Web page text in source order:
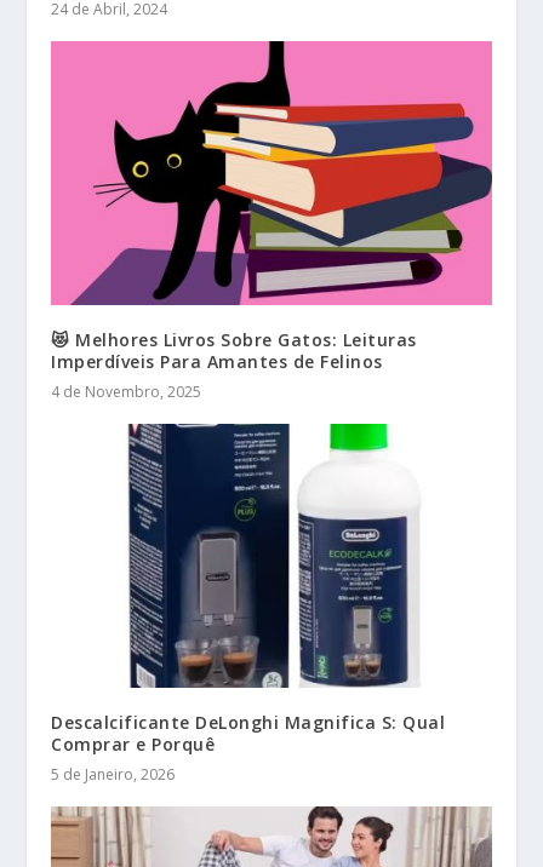
24 de Abril, 2024
😻 Melhores Livros Sobre Gatos: Leituras
Imperdíveis Para Amantes de Felinos
4 de Novembro, 2025
Descalcificante DeLonghi Magnifica S: Qual
Comprar e Porquê
5 de Janeiro, 2026